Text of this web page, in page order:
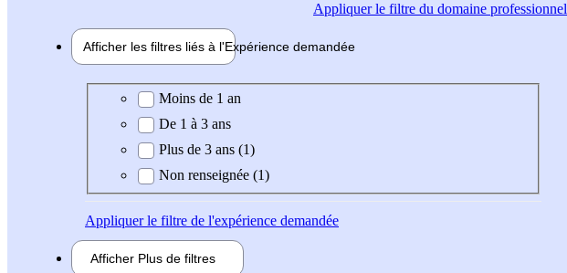
Appliquerle filtre du domaine professionnel
Afficher les filtres liés à l'Expérience demandée
Expérience demandée
Moins de 1 an
De 1 à 3 ans
Plus de 3 ans (1)
Non renseignée (1)
Appliquerle filtre de l'expérience demandée
Afficher Plus de filtres